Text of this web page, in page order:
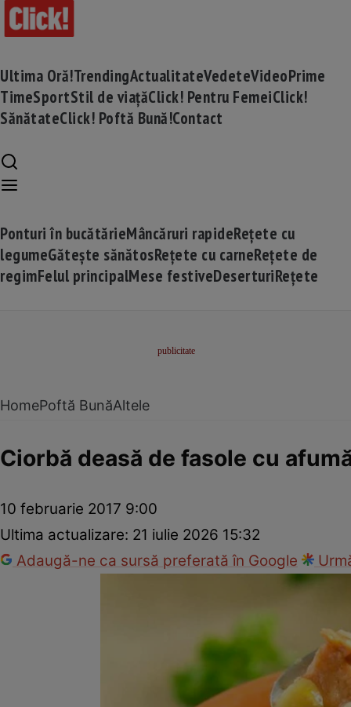
Ultima Oră!TrendingActualitateVedeteVideoPrime
TimeSportStil de viațăClick! Pentru FemeiClick!
SănătateClick! Poftă Bună!Contact
Ponturi în bucătărieMâncăruri rapideRețete cu
legumeGătește sănătosRețete cu carneRețete de
regimFelul principalMese festiveDeserturiRețete
HomePoftă BunăAltele
Ciorbă deasă de fasole cu
10 februarie 2017 9:00
Ultima actualizare: 21 iulie 2026 15:32
Adaugă-ne ca sursă preferată în Google